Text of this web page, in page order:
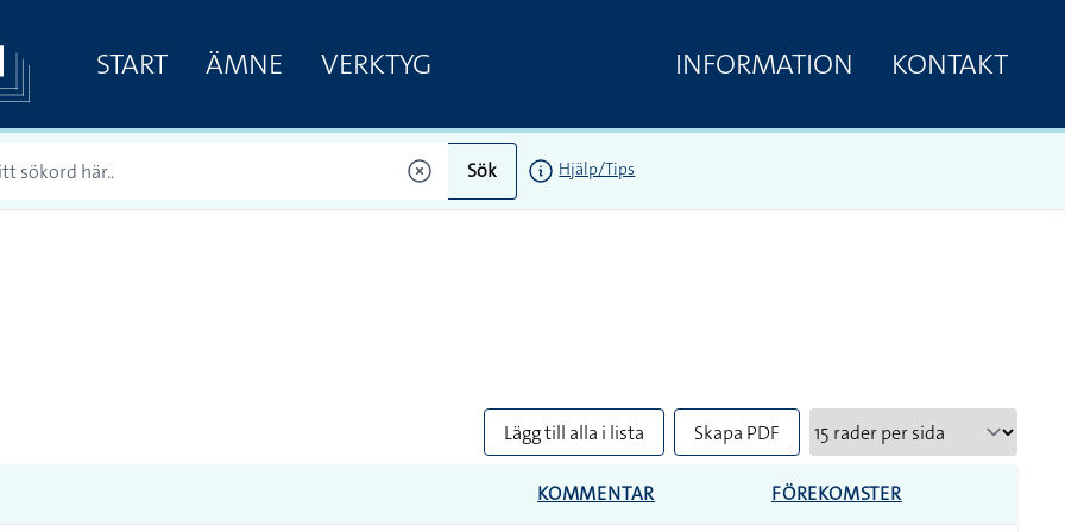
START ÄMNE VERKTYG INFORMATION KONTAKT
Sök Hjälp/Tips
Lägg till alla i lista Skapa PDF
KOMMENTAR FÖREKOMSTER